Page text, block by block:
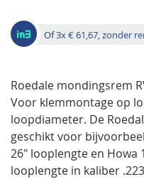
Of 3x € 61,67, zonder
Roedale mondingsrem
Voor klemmontage op
loopdiameter. De
geschikt voor
26" looplengte en Howa
looplengte in kaliber